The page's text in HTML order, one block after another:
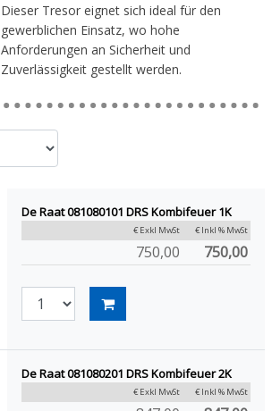
Dieser Tresor eignet sich ideal für den
gewerblichen Einsatz, wo hohe
Anforderungen an Sicherheit und
Zuverlässigkeit gestellt werden.
De Raat 081080101 DRS Kombifeuer 1K
€ Exkl MwSt € Inkl % MwSt
750,00 750,00
De Raat 081080201 DRS Kombifeuer 2K
€ Exkl MwSt € Inkl % MwSt